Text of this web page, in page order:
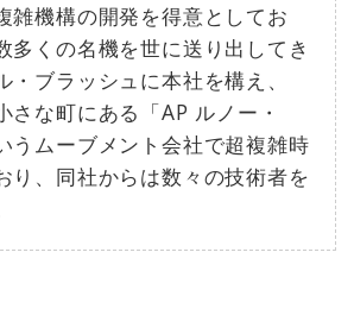
雑機構の開発を得意としてお
多くの名機を世に送り出してき
・ブラッシュに本社を構え、
さな町にある「AP ルノー・
うムーブメント会社で超複雑時
り、同社からは数々の技術者を